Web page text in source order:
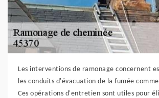
Les interventions de ramonage concernent
les conduits d'évacuation de la fumée
Ces opérations d'entretien sont utiles pour